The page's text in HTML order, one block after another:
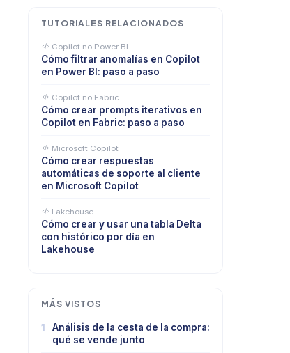
TUTORIALES RELACIONADOS
Copilot no Power BI
Cómo filtrar anomalías en Copilot
en Power BI: paso a paso
Copilot no Fabric
Cómo crear prompts iterativos en
Copilot en Fabric: paso a paso
Microsoft Copilot
Cómo crear respuestas
automáticas de soporte al cliente
en Microsoft Copilot
Lakehouse
Cómo crear y usar una tabla Delta
con histórico por día en
Lakehouse
MÁS VISTOS
1
Análisis de la cesta de la compra:
qué se vende junto